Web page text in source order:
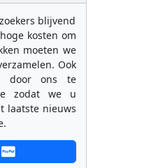
blijvend
kosten om
moeten we
Ook
door ons te
zodat we u
laatste nieuws